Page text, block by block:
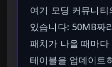
여기 모딩 커뮤니
있습니다: 50MB짜
패치가 나올 때마
테이블을 업데이트